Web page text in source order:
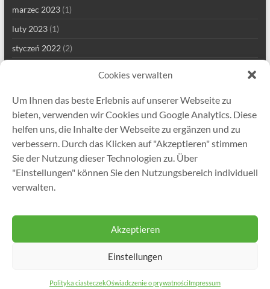
Cookies verwalten
Um Ihnen das beste Erlebnis auf unserer Webseite zu
bieten, verwenden wir Cookies und Google Analytics. Diese
helfen uns, die Inhalte der Webseite zu ergänzen und zu
verbessern. Durch das Klicken auf "Akzeptieren" stimmen
Sie der Nutzung dieser Technologien zu. Über
"Einstellungen" können Sie den Nutzungsbereich individuell
verwalten.
Akzeptieren
Einstellungen
Polityka ciasteczekOświadczenie o prywatnościImpressum
marzec 2023(1)
luty 2023(1)
styczeń 2022(2)
sierpień 2021(4)
lipiec 2021
(1)
maj 2021(7)
kwiecień 2021(2)
styczeń 2021
Gutekunst Formfedern GmbH